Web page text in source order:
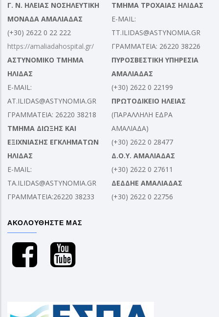
Γ. Ν. ΗΛΕΙΑΣ ΝΟΣΗΛΕΥΤΙΚΗ
ΜΟΝΑΔΑ ΑΜΑΛΙΑΔΑΣ
(+30) 2622 0 22 222
https://amaliadahospital.gr/
ΑΣΤΥΝΟΜΙΚΟ ΤΜΗΜΑ
ΗΛΙΔΑΣ
E-MAIL:
AT.ILIDAS@ASTYNOMIA.GR
ΓΡΑΜΜΑΤΕΙΑ: 26220 38218
ΤΜΗΜΑ ΔΙΩΞΗΣ ΚΑΙ
ΕΞΙΧΝΙΑΣΗΣ ΕΓΚΛΗΜΑΤΩΝ
ΗΛΙΔΑΣ
E-MAIL:
TA.ILIDAS@ASTYNOMIA.GR
ΓΡΑΜΜΑΤΕΙΑ:26220 38233
ΤΜΗΜΑ ΤΡΟΧΑΙΑΣ ΗΛΙΔΑΣ
E-MAIL:
TT.ILIDAS@ASTYNOMIA.GR
ΓΡΑΜΜΑΤΕΙΑ: 26220 38226
ΠΥΡΟΣΒΕΣΤΙΚΗ ΥΠΗΡΕΣΙΑ
ΑΜΑΛΙΑΔΑΣ
(+30) 2622 0 22199
ΠΡΩΤΟΔΙΚΕΙΟ ΗΛΕΙΑΣ
(ΠΑΡΑΛΛΗΛΗ ΕΔΡΑ
ΑΜΑΛΙΑΔΑ)
(+30) 2622 0 28477
Δ.Ο.Υ. ΑΜΑΛΙΑΔΑΣ
(+30) 2622 0 27611
ΔΕΔΔΗΕ ΑΜΑΛΙΑΔΑΣ
(+30) 2622 0 22756
ΑΚΟΛΟΥΘΗΣΤΕ ΜΑΣ